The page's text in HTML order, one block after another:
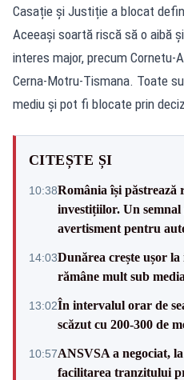
Casație și Justiție a blocat
Aceeași soartă riscă să o aibă
interes major, precum Cornetu-
Cerna-Motru-Tismana. Toate
mediu și pot fi blocate prin
CITEȘTE ȘI
10:38România își păstrează
investițiilor. Un
avertisment pentru
14:03Dunărea crește ușor
rămâne mult sub
13:02În intervalul orar de
scăzut cu 200-300 de
10:57ANSVSA a negociat,
facilitarea tranzitului